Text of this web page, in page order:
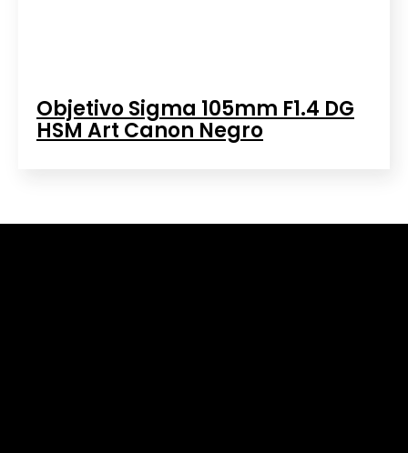
Objetivo Sigma 105mm F1.4 DG
HSM Art Canon Negro